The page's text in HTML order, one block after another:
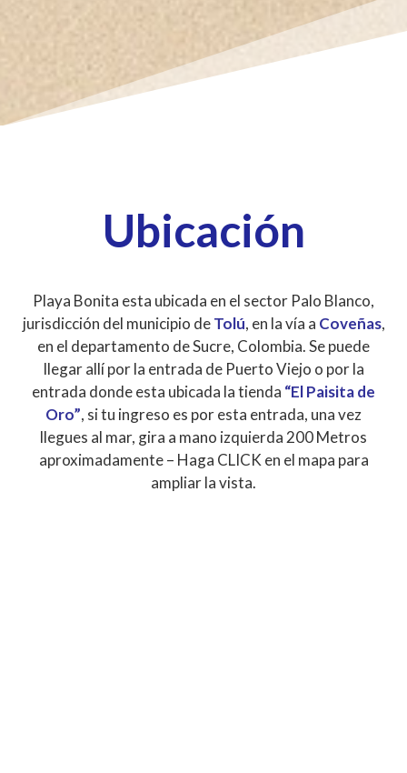
Ubicación
Playa Bonita esta ubicada en el sector Palo Blanco,
jurisdicción del municipio deTolú, en la vía a Coveñas,
en el departamento de Sucre, Colombia. Se puede
llegar allí por la entrada de Puerto Viejo o por la
entrada donde esta ubicada la tienda “El Paisita de
Oro”, si tu ingreso es por esta entrada, una vez
llegues al mar, gira a mano izquierda 200 Metros
aproximadamente – Haga CLICK en el mapa para
ampliar la vista.